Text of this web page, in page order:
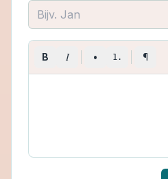
B I • 1. ¶